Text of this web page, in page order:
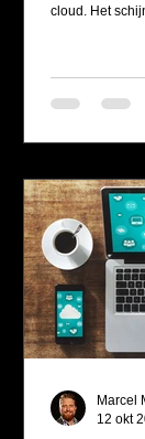
cloud. Het
Marcel
12 okt